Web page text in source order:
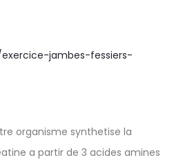
jambes-fessiers-
organisme synthetise la
a partir de 3 acides amines